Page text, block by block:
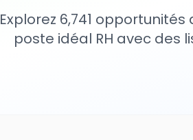
Explorez 6,741
poste idéal RH avec des